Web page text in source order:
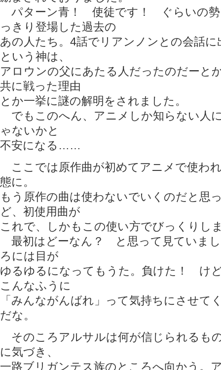
パターン青！ 使徒です！ ぐらいの勢
っきり登場した過去の
あの人たち。4話でリアンノンとの会話
という神は、
アロウンの父にあたる人だったのだーと
共に戦った理由
とか一挙に謎の解明をされました。
でもこのへん、アニメしか知らない人
ゃないかと
不安になる……
ここでは原作曲が初めてアニメで使わ
態に。
もう原作の曲は使わないでいくのだと思
ど、初使用曲が
これで、しかもこの使い方でびっくりし
最初はどーなん？ と思って見ていま
ろには目が
ゆるゆるになってもうた。負けた！ け
こんなふうに
「みんながんばれ」って気持ちにさせて
だな。
そのころアルサルは何が信じられるも
に気づき、
一路ブリガンテス族のところへ向かう。